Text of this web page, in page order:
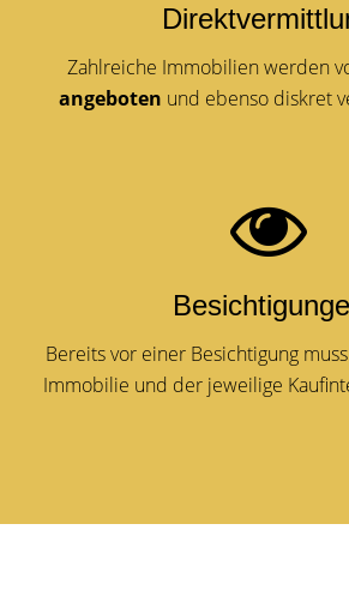
Zahlreiche Immobilien werden
angeboten und ebenso diskret
Bereits vor einer Besichtigung
Immobilie und der jeweilige